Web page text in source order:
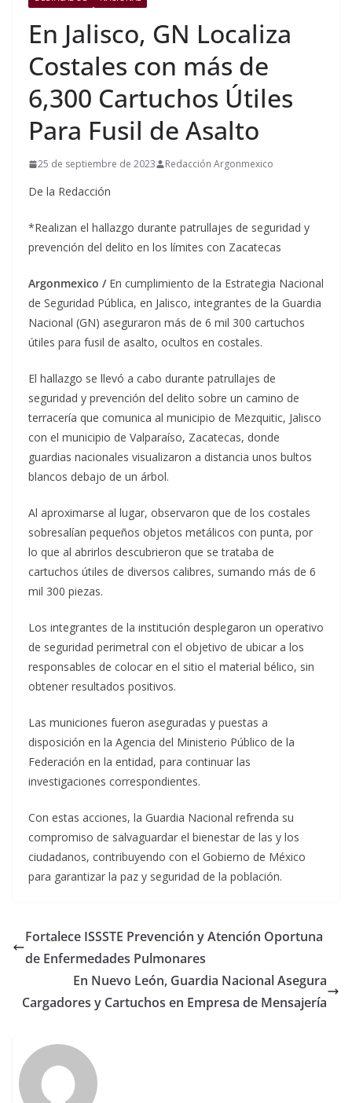
En Jalisco, GN Localiza
Costales con más de
6,300 Cartuchos Útiles
Para Fusil de Asalto
25 de septiembre de 2023 Redacción Argonmexico
De la Redacción
*Realizan el hallazgo durante patrullajes de seguridad y
prevención del delito en los límites con Zacatecas
Argonmexico / En cumplimiento de la Estrategia Nacional
de Seguridad Pública, en Jalisco, integrantes de la Guardia
Nacional (GN) aseguraron más de 6 mil 300 cartuchos
útiles para fusil de asalto, ocultos en costales.
El hallazgo se llevó a cabo durante patrullajes de
seguridad y prevención del delito sobre un camino de
terracería que comunica al municipio de Mezquitic, Jalisco
con el municipio de Valparaíso, Zacatecas, donde
guardias nacionales visualizaron a distancia unos bultos
blancos debajo de un árbol.
Al aproximarse al lugar, observaron que de los costales
sobresalían pequeños objetos metálicos con punta, por
lo que al abrirlos descubrieron que se trataba de
cartuchos útiles de diversos calibres, sumando más de 6
mil 300 piezas.
Los integrantes de la institución desplegaron un operativo
de seguridad perimetral con el objetivo de ubicar a los
responsables de colocar en el sitio el material bélico, sin
obtener resultados positivos.
Las municiones fueron aseguradas y puestas a
disposición en la Agencia del Ministerio Público de la
Federación en la entidad, para continuar las
investigaciones correspondientes.
Con estas acciones, la Guardia Nacional refrenda su
compromiso de salvaguardar el bienestar de las y los
ciudadanos, contribuyendo con el Gobierno de México
para garantizar la paz y seguridad de la población.
Fortalece ISSSTE Prevención y Atención Oportuna
de Enfermedades Pulmonares
En Nuevo León, Guardia Nacional Asegura
Cargadores y Cartuchos en Empresa de Mensajería